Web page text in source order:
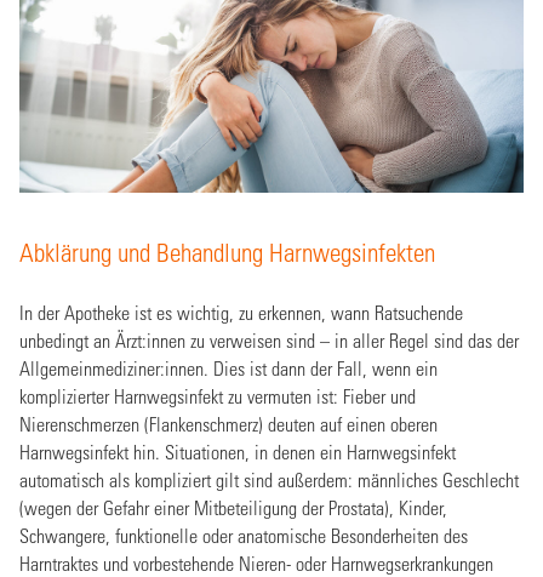
Abklärung und Behandlung Harnwegsinfekten
In der Apotheke ist es wichtig, zu erkennen, wann Ratsuchende
unbedingt an Ärzt:innen zu verweisen sind – in aller Regel sind das der
Allgemeinmediziner:innen. Dies ist dann der Fall, wenn ein
komplizierter Harnwegsinfekt zu vermuten ist: Fieber und
Nierenschmerzen (Flankenschmerz) deuten auf einen oberen
Harnwegsinfekt hin. Situationen, in denen ein Harnwegsinfekt
automatisch als kompliziert gilt sind außerdem: männliches Geschlecht
(wegen der Gefahr einer Mitbeteiligung der Prostata), Kinder,
Schwangere, funktionelle oder anatomische Besonderheiten des
Harntraktes und vorbestehende Nieren- oder Harnwegserkrankungen